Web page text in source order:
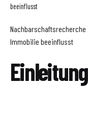
beeinflusst
Nachbarschaftsrecherche
Immobilie beeinflusst
Einleitung